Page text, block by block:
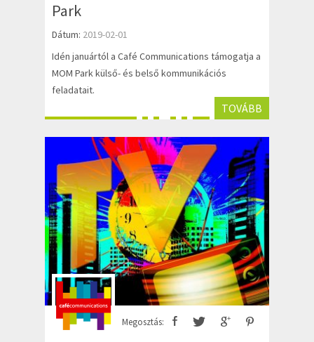
Park
Dátum: 2019-02-01
Idén januártól a Café Communications támogatja a
MOM Park külső- és belső kommunikációs
feladatait.
TOVÁBB
Megosztás: